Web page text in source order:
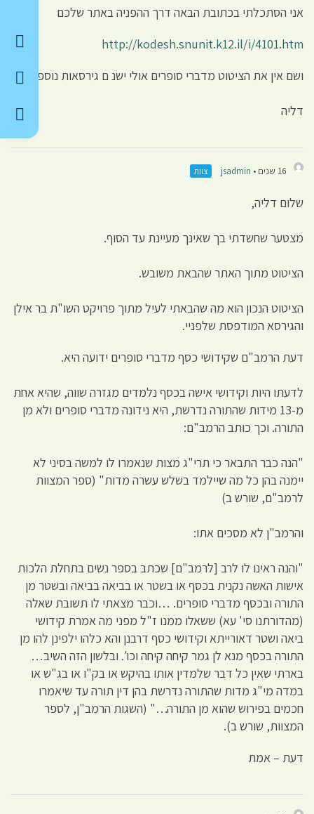
אני הסתכלתי בכתובת הבאה דרך ההפניה באתר שלכם
http://kodesh.snunit.k12.il/i/4101.htm
ושם אין את הציטוט מדברי סופרים אולי ישנ ם גירסאות נוספות?
דליה
16 שנים • jsadmin צוות
שלום דליה,
מצטער שחשדתי בך שאינך מעיינת עד הסוף.
הציטוט מתוך האתר שהבאת משובש.
הציטוט הנכון הוא מה שהבאתי לעיל מתוך פרויקט השו"ת בר אילן
והגירסא המודפסת שלפניי.
דעת הרמב"ם שקידושי כסף מדברי סופרים ידועה היא.
לדעתו היות וקידושי אישה בכסף נלמדים מגזרה שווה, שהיא אחת
מ-13 מידות שהתורה נדרשת, היא נידונה מדברי סופרים ולא מן
התורה. וכך כותב הרמב"ם:
"הנה כבר התבאר כי תרי"ג מצות שנאמרו לו למשה בסיני לא
יימנה בהן כל מה שיילמד בשלש עשרה מדות" (ספר המצוות
לרמב"ם, שורש ב)
והרמב"ן לא מסכים אתו:
"והנה ראינו לו לרב [לרמב"ם] שכתב בספר נשים בתחלת הלכות
אישות האשה נקנית בכסף או בשטר או בביאה בביאה ובשטר מן
התורה ובכסף מדברי סופרים. …וכבר מצאתי לו תשובת שאלה
(מהדורתנו סי' עא) ששאלו ממנו ז"ל מפני מה אמרת קידושי
ביאה ושטר דאורייתא וקידושי כסף דרבנן והא כלהו ילפינן להו מן
התורה בכסף מנא לן גמר קיחה קיחה וכו'. ובלשון הזה השיב…
בארתי שאין כל דבר שלמדין אותו בהיקש או בק"ו או בג"ש או
במדה מי"ג מדות שהתורה נדרשת בהן דין תורה עד שיאמרו
חכמים בפירוש שהוא מן התורה…" (השגות הרמב"ן, לספר
המצוות, שורש ב).
דעת – אמת